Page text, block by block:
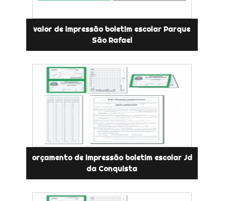
valor de impressão boletim escolar Parque
São Rafael
orçamento de impressão boletim escolar Jd
da Conquista